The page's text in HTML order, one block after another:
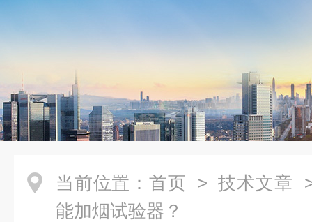
当前位置： 首页 > 技术文章
能加烟试验器？